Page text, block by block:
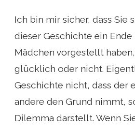
Ich bin mir sicher, dass Sie
dieser Geschichte ein Ende
Mädchen vorgestellt
glücklich oder nicht.
Geschichte nicht, dass der
andere den Grund nimmt,
Dilemma darstellt. Wenn